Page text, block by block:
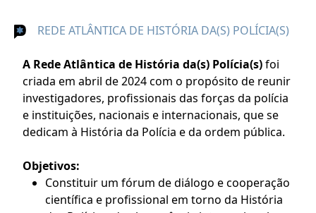
REDE ATLÂNTICA DE HISTÓRIA DA(S) POLÍCIA(S)
A Rede Atlântica de História da(s) Polícia(s)foi
criada em abril de 2024 com o propósito de reunir
investigadores, profissionais das forças da polícia
e instituições, nacionais e internacionais, que se
dedicam à História da Polícia e da ordem pública.
Objetivos:
Constituir um fórum de diálogo e cooperação
científica e profissional em torno da História